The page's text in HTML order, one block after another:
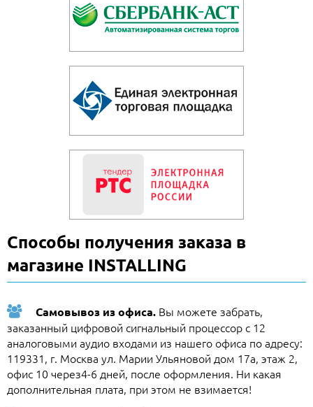
Способы получения заказа в
магазине INSTALLING
Самовывоз из офиса. Вы можете забрать,
заказанный цифровой сигнальный процессор с 12
аналоговыми аудио входами из нашего офиса по адресу:
119331, г. Москва ул. Марии Ульяновой дом 17а, этаж 2,
офис 10 через4-6 дней, после оформления. Ни какая
дополнительная плата, при этом не взимается!